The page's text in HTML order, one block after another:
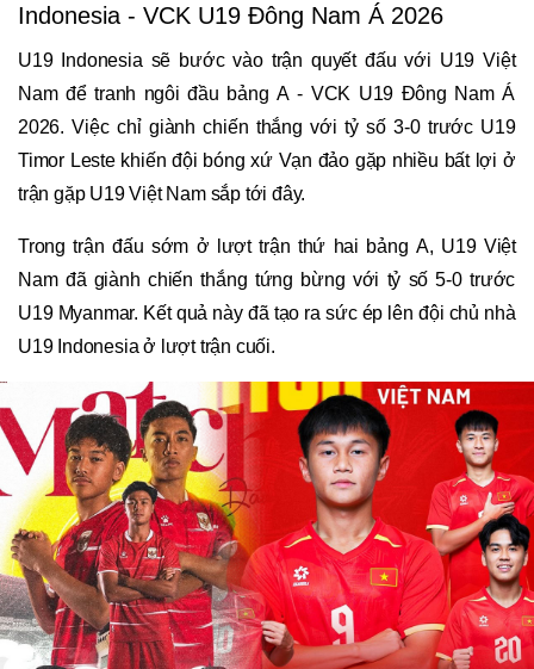
Indonesia - VCK U19 Đông Nam Á 2026
U19 Indonesia sẽ bước vào trận quyết đấu với U19 Việt
Nam để tranh ngôi đầu bảng A - VCK U19 Đông Nam Á
2026. Việc chỉ giành chiến thắng với tỷ số 3-0 trước U19
Timor Leste khiến đội bóng xứ Vạn đảo gặp nhiều bất lợi ở
trận gặp U19 Việt Nam sắp tới đây.
Trong trận đấu sớm ở lượt trận thứ hai bảng A, U19 Việt
Nam đã giành chiến thắng tứng bừng với tỷ số 5-0 trước
U19 Myanmar. Kết quả này đã tạo ra sức ép lên đội chủ nhà
U19 Indonesia ở lượt trận cuối.